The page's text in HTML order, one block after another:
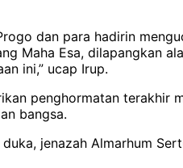
dan para hadirin
Maha Esa, dilapangkan
ini,” ucap Irup.
penghormatan terakhir
bangsa.
jenazah Almarhum